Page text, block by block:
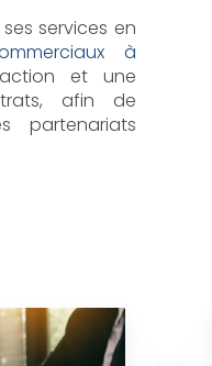
services en
à
et une
afin de
partenariats